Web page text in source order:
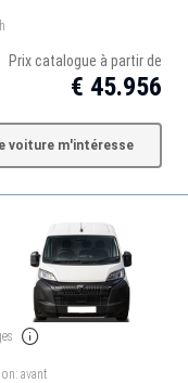
Prix catalogue à partir de
€ 45.956
voiture m'intéresse
avant